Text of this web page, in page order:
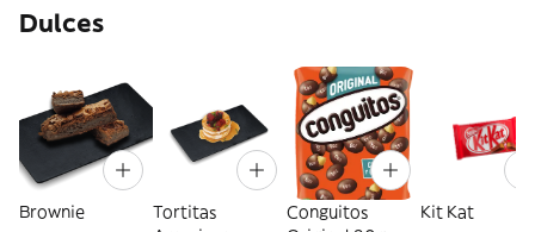
Dulces
Brownie
Tortitas
Conguitos
Kit Kat